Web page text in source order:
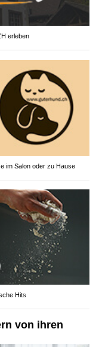
erleben
im Salon oder zu Hause
Hits
von ihren